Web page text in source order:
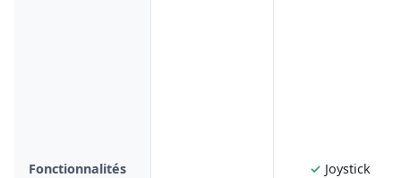
Fonctionnalités
✓ Joystick